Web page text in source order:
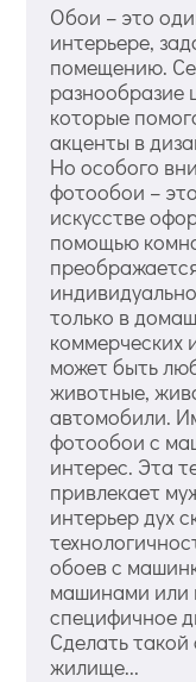
Обои – это
интерьере,
помещению.
разнообразие
которые
акценты в
Но особого
фотообои –
искусстве
помощью
только в
коммерческих
может быть
животные,
автомобили.
фотообои с
интерес. Эта
привлекает
интерьер дух
обоев с
машинами или
специфичное
Сделать
жилище...